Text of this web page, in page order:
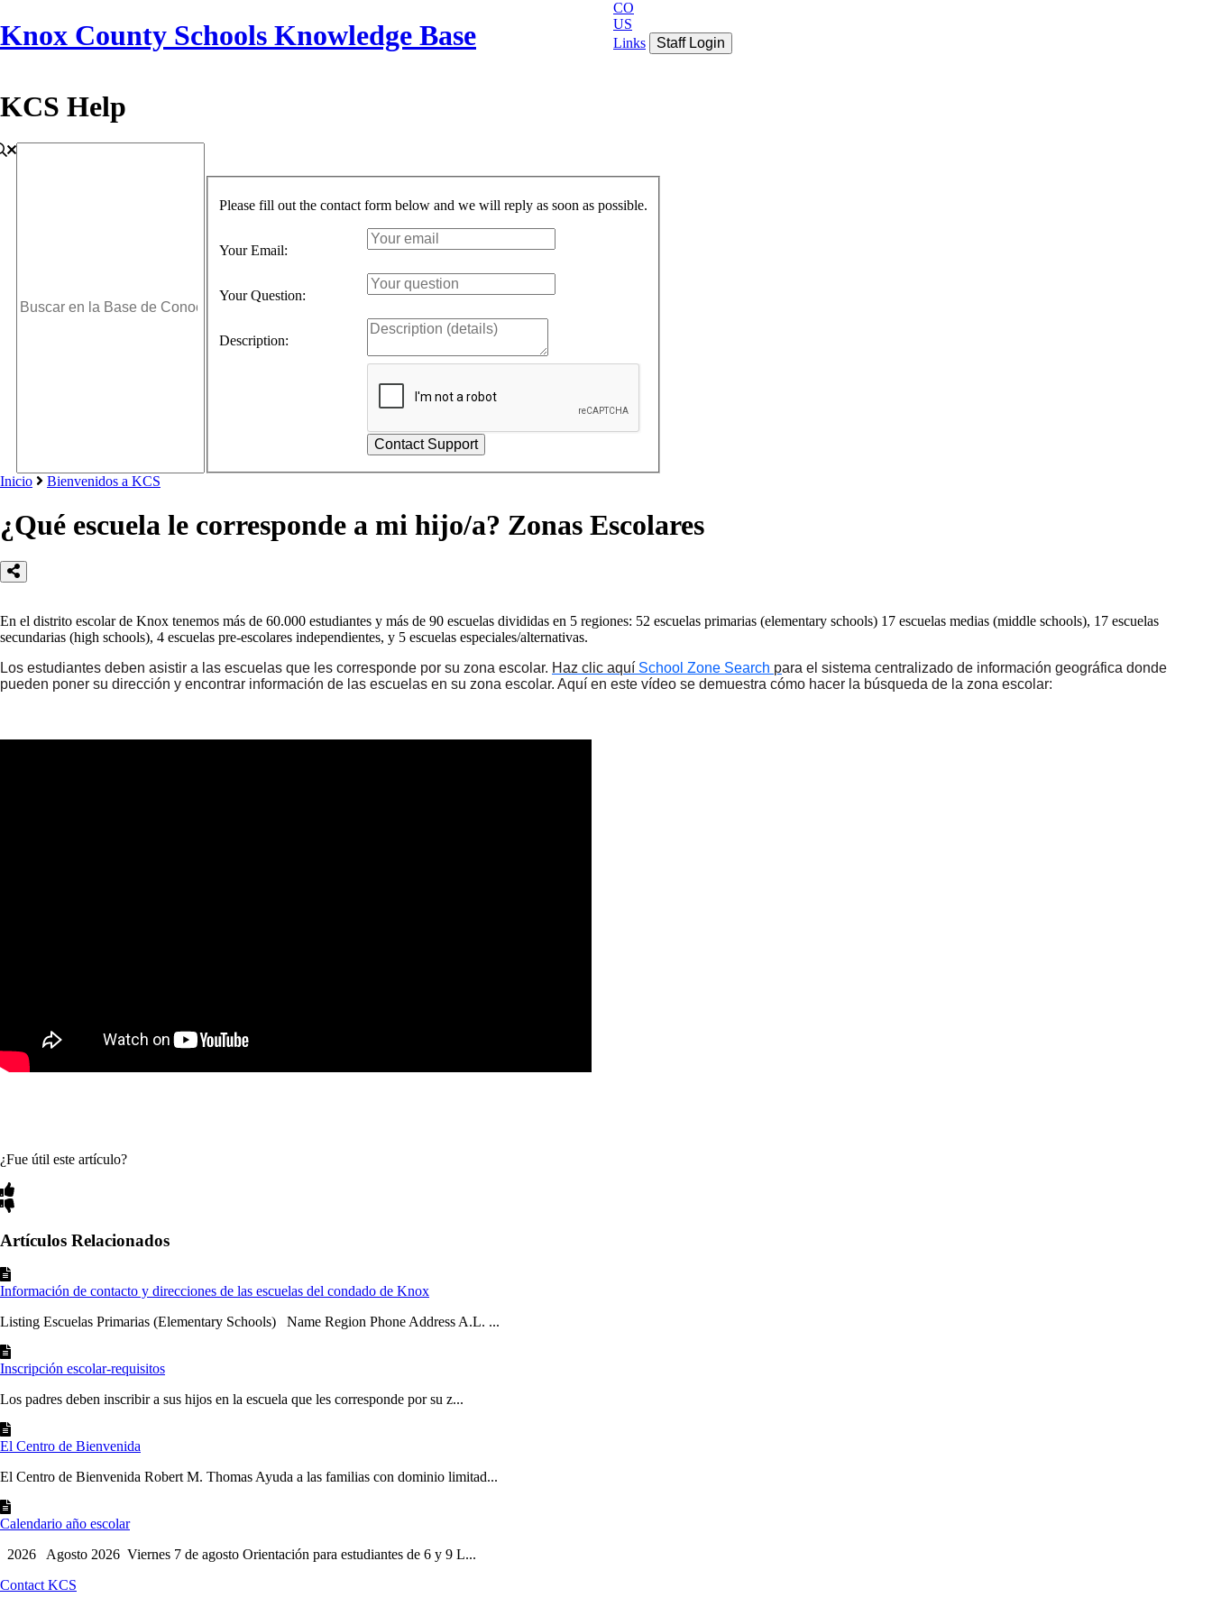
Knox County Schools Knowledge Base
CO
US
Links
Staff Login
KCS Help
Please fill out the contact form below and we will reply as soon as possible.
Your Email:
Your Question:
Description:
Inicio Bienvenidos a KCS
¿Qué escuela le corresponde a mi hijo/a? Zonas Escolares
En el distrito escolar de Knox tenemos más de 60.000 estudiantes y más de 90 escuelas divididas en 5 regiones: 52 escuelas primarias (elementary schools) 17 escuelas medias (middle schools), 17 escuelas
secundarias (high schools), 4 escuelas pre-escolares independientes, y 5 escuelas especiales/alternativas.
Los estudiantes deben asistir a las escuelas que les corresponde por su zona escolar. Haz clic aquí School Zone Search para el sistema centralizado de información geográfica donde
pueden poner su dirección y encontrar información de las escuelas en su zona escolar. Aquí en este vídeo se demuestra cómo hacer la búsqueda de la zona escolar:
¿Fue útil este artículo?
Artículos Relacionados
Información de contacto y direcciones de las escuelas del condado de Knox
Listing Escuelas Primarias (Elementary Schools) Name Region Phone Address A.L. ...
Inscripción escolar-requisitos
Los padres deben inscribir a sus hijos en la escuela que les corresponde por su z...
El Centro de Bienvenida
El Centro de Bienvenida Robert M. Thomas Ayuda a las familias con dominio limitad...
Calendario año escolar
2026 Agosto 2026 Viernes 7 de agosto Orientación para estudiantes de 6 y 9 L...
Contact KCS